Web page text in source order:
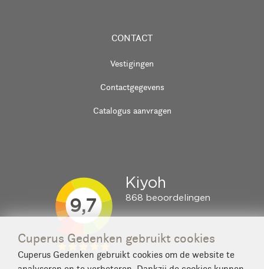
CONTACT
Vestigingen
Contactgegevens
Catalogus aanvragen
Cuperus Gedenken gebruikt cookies
Cuperus Gedenken gebruikt cookies om de website te